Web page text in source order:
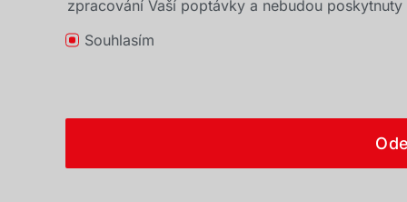
zpracování Vaší poptávky a nebudou poskytnuty
Souhlasím